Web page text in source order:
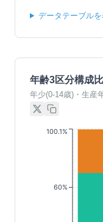
データテーブル
年齢3区分構成比
年少(0-14歳)・生産
60%
100.1%